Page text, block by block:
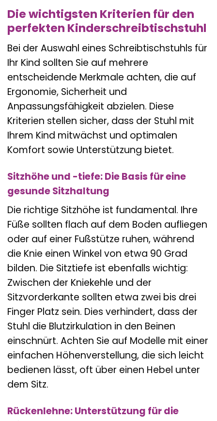
Die wichtigsten Kriterien für den
perfekten Kinderschreibtischstuhl
Bei der Auswahl eines Schreibtischstuhls für
Ihr Kind sollten Sie auf mehrere
entscheidende Merkmale achten, die auf
Ergonomie, Sicherheit und
Anpassungsfähigkeit abzielen. Diese
Kriterien stellen sicher, dass der Stuhl mit
Ihrem Kind mitwächst und optimalen
Komfort sowie Unterstützung bietet.
Sitzhöhe und -tiefe: Die Basis für eine
gesunde Sitzhaltung
Die richtige Sitzhöhe ist fundamental. Ihre
Füße sollten flach auf dem Boden aufliegen
oder auf einer Fußstütze ruhen, während
die Knie einen Winkel von etwa 90 Grad
bilden. Die Sitztiefe ist ebenfalls wichtig:
Zwischen der Kniekehle und der
Sitzvorderkante sollten etwa zwei bis drei
Finger Platz sein. Dies verhindert, dass der
Stuhl die Blutzirkulation in den Beinen
einschnürt. Achten Sie auf Modelle mit einer
einfachen Höhenverstellung, die sich leicht
bedienen lässt, oft über einen Hebel unter
dem Sitz.
Rückenlehne: Unterstützung für die